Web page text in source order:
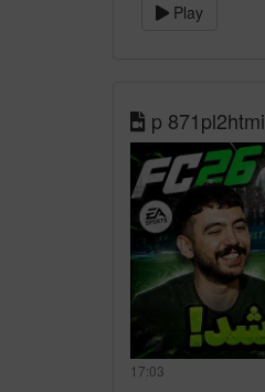
Play
p 871pl2htmi
17:03